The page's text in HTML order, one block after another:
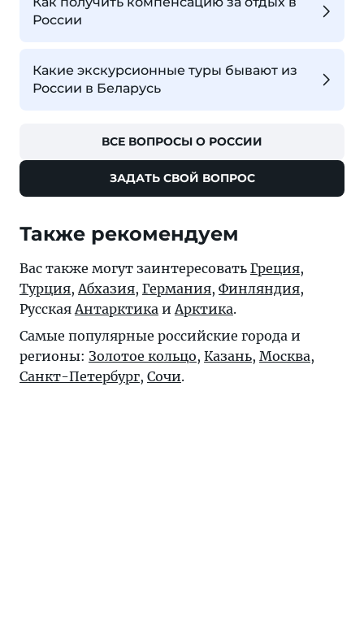
России
Какие экскурсионные туры бывают из
России в Беларусь
ВСЕ ВОПРОСЫ О РОССИИ
ЗАДАТЬ СВОЙ ВОПРОС
Также рекомендуем
Вас также могут заинтересовать Греция,
Турция, Абхазия, Германия, Финляндия,
Русская Антарктика и Арктика.
Самые популярные российские города и
регионы: Золотое кольцо, Казань, Москва,
Санкт-Петербург, Сочи.